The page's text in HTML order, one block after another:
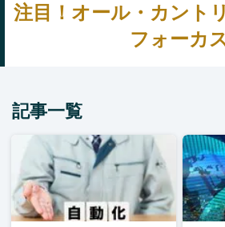
#資産運用業界 #海外事情 #積立
注目！オール・カント
フォーカ
記事一覧